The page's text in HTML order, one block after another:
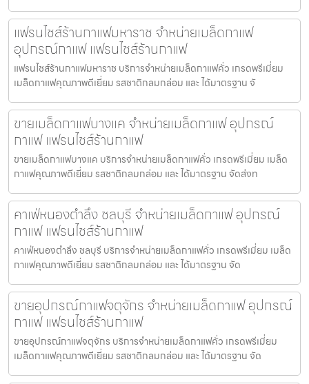
แฟรนไชส์ร้านกาแฟมหาราช จำหน่ายเมล็ดกาแฟ
อุปกรณ์กาแฟ แฟรนไชส์ร้านกาแฟ
แฟรนไชส์ร้านกาแฟมหาราช บริการจำหน่ายเมล็ดกาแฟคั่ว เกรดพรีเมี่ยม
เมล็ดกาแฟคุณภาพดีเยี่ยม รสชาติกลมกล่อม และ ได้มาตรฐาน จั
ขายเมล็ดกาแฟบางแค จำหน่ายเมล็ดกาแฟ อุปกรณ์
กาแฟ แฟรนไชส์ร้านกาแฟ
ขายเมล็ดกาแฟบางแค บริการจำหน่ายเมล็ดกาแฟคั่ว เกรดพรีเมี่ยม เมล็ด
กาแฟคุณภาพดีเยี่ยม รสชาติกลมกล่อม และ ได้มาตรฐาน จัดส่งท
คาเฟ่หนองตำลึง ชลบุรี จำหน่ายเมล็ดกาแฟ อุปกรณ์
กาแฟ แฟรนไชส์ร้านกาแฟ
คาเฟ่หนองตำลึง ชลบุรี บริการจำหน่ายเมล็ดกาแฟคั่ว เกรดพรีเมี่ยม เมล็ด
กาแฟคุณภาพดีเยี่ยม รสชาติกลมกล่อม และ ได้มาตรฐาน จัด
ขายอุปกรณ์กาแฟจตุจักร จำหน่ายเมล็ดกาแฟ อุปกรณ์
กาแฟ แฟรนไชส์ร้านกาแฟ
ขายอุปกรณ์กาแฟจตุจักร บริการจำหน่ายเมล็ดกาแฟคั่ว เกรดพรีเมี่ยม
เมล็ดกาแฟคุณภาพดีเยี่ยม รสชาติกลมกล่อม และ ได้มาตรฐาน จัด